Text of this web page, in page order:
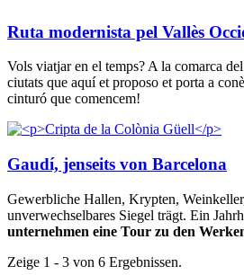
Ruta modernista pel Vallès
Vols viatjar en el temps? A la comarca
ciutats que aquí et proposo et porta a
cinturó que comencem!
Gaudí, jenseits von Barcelona
Gewerbliche Hallen, Krypten,
unverwechselbares Siegel trägt. Ein
unternehmen eine Tour zu den
Zeige 1 - 3 von 6 Ergebnissen.